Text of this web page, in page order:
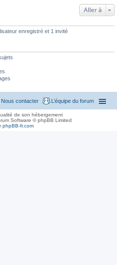
Aller à
enregistré et 1 invité
L’équipe du forum
Nous contacter
de son hébergement
Software © phpBB Limited
phpBB-fr.com